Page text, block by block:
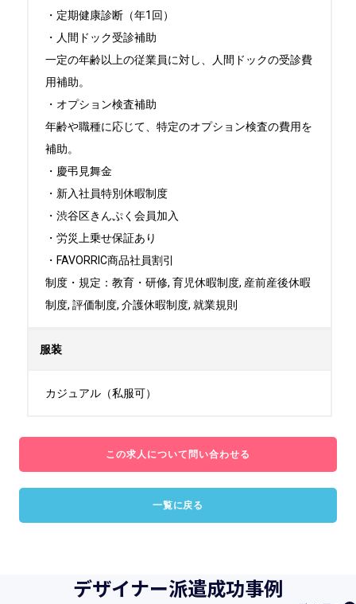
・定期健康診断（年1回）
・人間ドック受診補助
一定の年齢以上の従業員に対し、人間ドックの受診費
用補助。
・オプション検査補助
年齢や職種に応じて、特定のオプション検査の費用を
補助。
・慶弔見舞金
・新入社員特別休暇制度
・渋谷区きんぷく会員加入
・労災上乗せ保証あり
・FAVORRIC商品社員割引
制度・規定：教育・研修, 育児休暇制度, 産前産後休暇
制度, 評価制度, 介護休暇制度, 就業規則
服装
カジュアル（私服可）
この求人について問い合わせる
一覧に戻る
デザイナー派遣成功事例